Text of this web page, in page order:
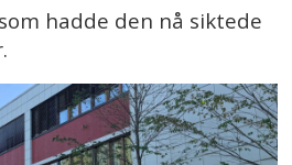
hadde den nå siktede